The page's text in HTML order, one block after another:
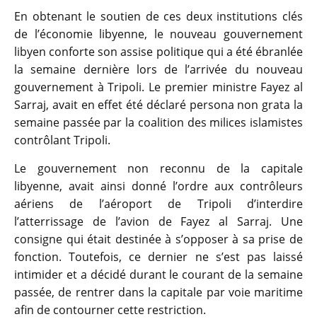
En obtenant le soutien de ces deux institutions clés
de l’économie libyenne, le nouveau gouvernement
libyen conforte son assise politique qui a été ébranlée
la semaine dernière lors de l’arrivée du nouveau
gouvernement à Tripoli. Le premier ministre Fayez al
Sarraj, avait en effet été déclaré persona non grata la
semaine passée par la coalition des milices islamistes
contrôlant Tripoli.
Le gouvernement non reconnu de la capitale
libyenne, avait ainsi donné l’ordre aux contrôleurs
aériens de l’aéroport de Tripoli d’interdire
l’atterrissage de l’avion de Fayez al Sarraj. Une
consigne qui était destinée à s’opposer à sa prise de
fonction. Toutefois, ce dernier ne s’est pas laissé
intimider et a décidé durant le courant de la semaine
passée, de rentrer dans la capitale par voie maritime
afin de contourner cette restriction.